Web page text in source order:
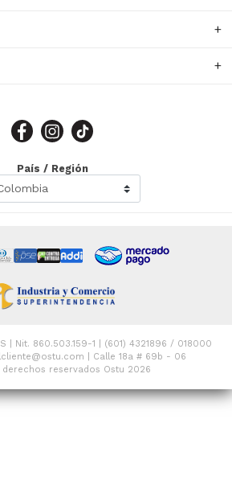
País / Región
| Nit. 860.503.159-1 | (601) 4321896 / 018000
| Calle 18a # 69b - 06
reservados Ostu 2026